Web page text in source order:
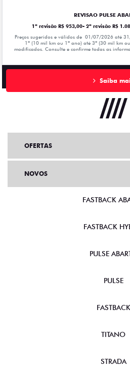
REVISAO PULSE
1ª revisão R$ 953,00- 2ª revisão R$
Preços sugeridos e válidos de 01/07/2026 até
1º (10 mil km ou 1ª ano) até 3º (30 mil km
modificados. Consulte e confirme todas as
Saiba
OFERTAS
NOVOS
FASTBACK
FASTBACK
PULSE
PULSE
FASTBACK
TITANO
STRADA